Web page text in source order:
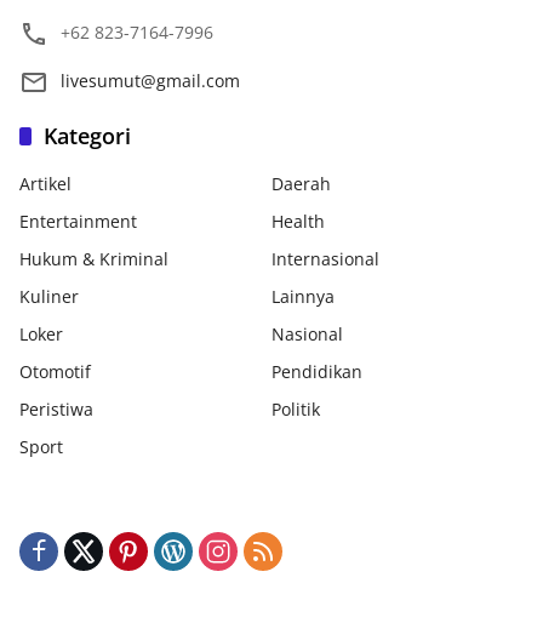
+62 823-7164-7996
livesumut@gmail.com
Kategori
Artikel
Daerah
Entertainment
Health
Hukum & Kriminal
Internasional
Kuliner
Lainnya
Loker
Nasional
Otomotif
Pendidikan
Peristiwa
Politik
Sport